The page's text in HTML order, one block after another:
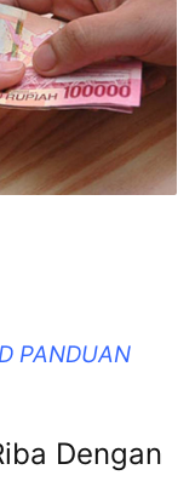
PANDUAN
Dengan